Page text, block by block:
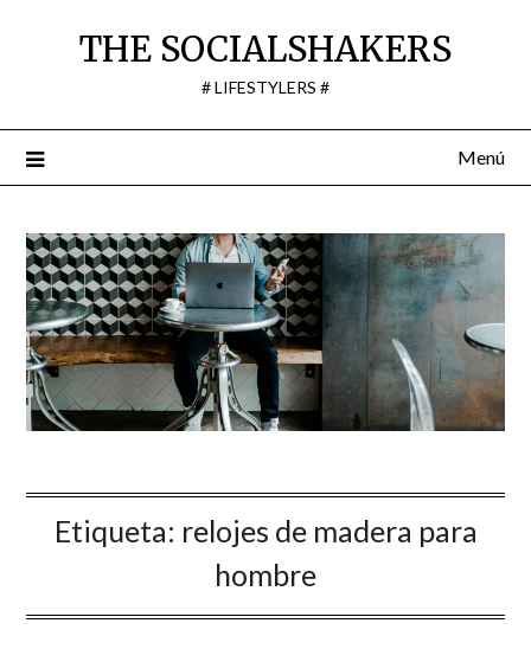
THE SOCIALSHAKERS
# LIFESTYLERS #
Menú
Etiqueta: relojes de madera para
hombre